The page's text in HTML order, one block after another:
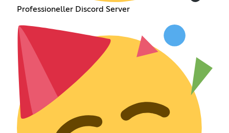
Professioneller Discord Server